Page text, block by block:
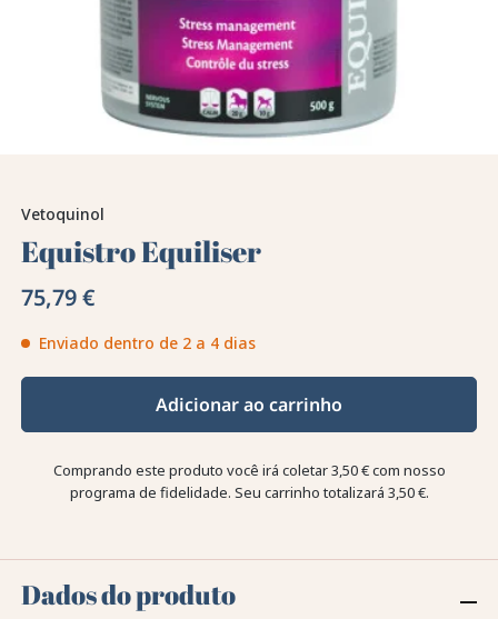
Vetoquinol
Equistro Equiliser
75,79 €
Enviado dentro de 2 a 4 dias
Adicionar ao carrinho
Comprando este produto você irá coletar3,50 €com nosso
programa de fidelidade. Seu carrinho totalizará 3,50 €.
Dados do produto